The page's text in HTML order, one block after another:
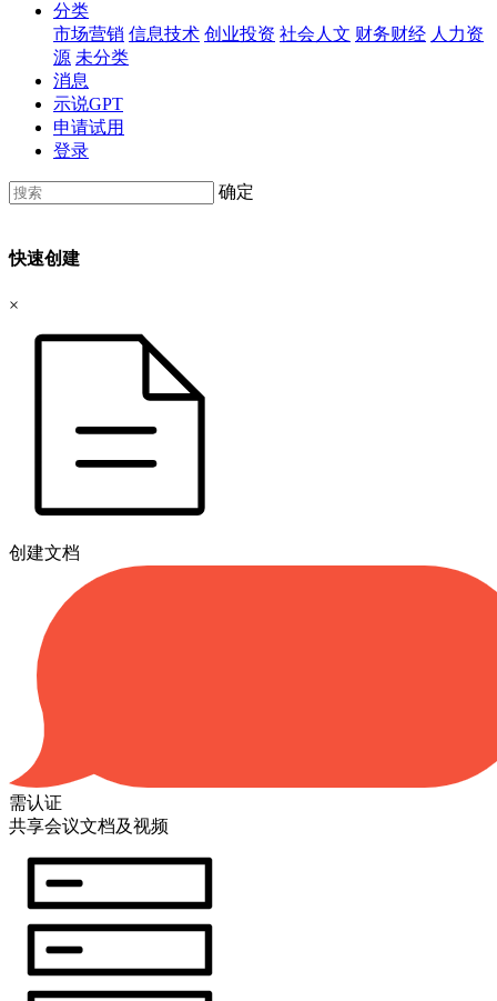
分类
市场营销 信息技术 创业投资 社会人文 财务财经 人力资
源 未分类
消息
示说GPT
申请试用
登录
确定
快速创建
×
创建文档
需认证
共享会议文档及视频